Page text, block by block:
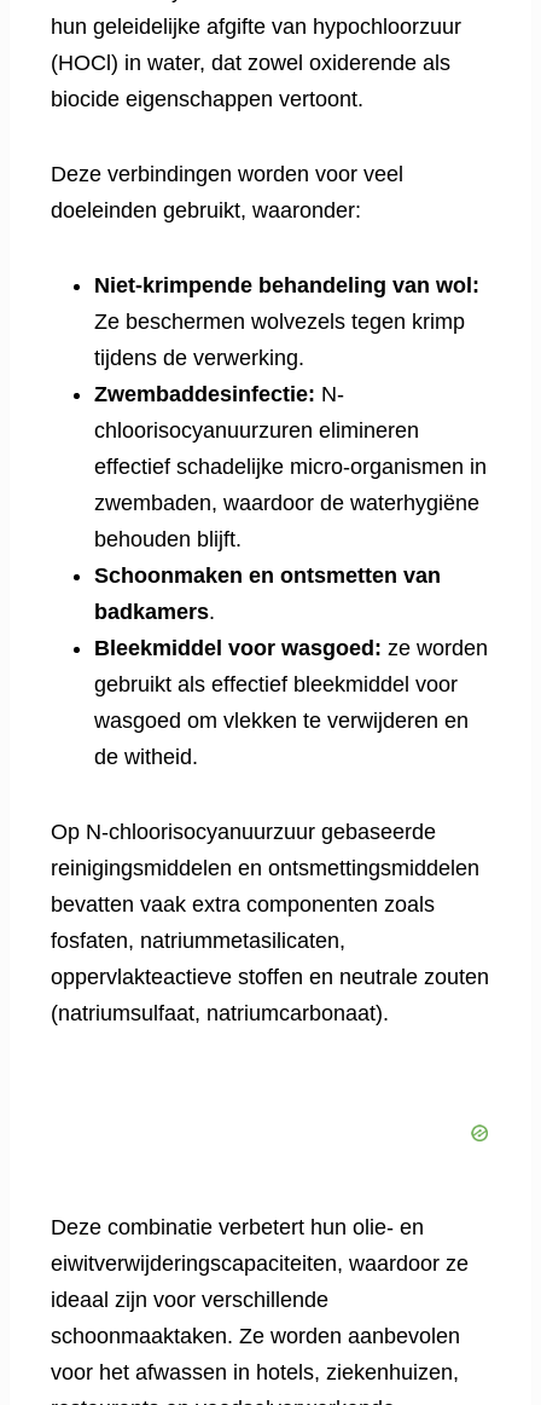
hun geleidelijke afgifte van hypochloorzuur
(HOCl) in water, dat zowel oxiderende als
biocide eigenschappen vertoont.
Deze verbindingen worden voor veel
doeleinden gebruikt, waaronder:
Niet-krimpende behandeling van wol:
Ze beschermen wolvezels tegen krimp
tijdens de verwerking.
Zwembaddesinfectie: N-
chloorisocyanuurzuren elimineren
effectief schadelijke micro-organismen in
zwembaden, waardoor de waterhygiëne
behouden blijft.
Schoonmaken en ontsmetten van
badkamers.
Bleekmiddel voor wasgoed: ze worden
gebruikt als effectief bleekmiddel voor
wasgoed om vlekken te verwijderen en
de witheid.
Op N-chloorisocyanuurzuur gebaseerde
reinigingsmiddelen en ontsmettingsmiddelen
bevatten vaak extra componenten zoals
fosfaten, natriummetasilicaten,
oppervlakteactieve stoffen en neutrale zouten
(natriumsulfaat, natriumcarbonaat).
Deze combinatie verbetert hun olie- en
eiwitverwijderingscapaciteiten, waardoor ze
ideaal zijn voor verschillende
schoonmaaktaken. Ze worden aanbevolen
voor het afwassen in hotels, ziekenhuizen,